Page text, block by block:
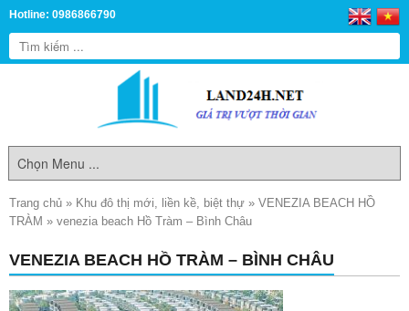
Hotline: 0986866790
Trang chủ » Khu đô thị mới, liền kề, biệt thự » VENEZIA BEACH HỒ
TRÀM » venezia beach Hồ Tràm – Bình Châu
VENEZIA BEACH HỒ TRÀM – BÌNH CHÂU